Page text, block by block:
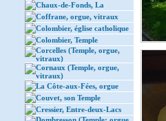
Chaux-de-Fonds, La
Coffrane, orgue, vitraux
Colombier, église catholique
Colombier, Temple
Corcelles (Temple, orgue,
vitraux)
Cornaux (Temple, orgue,
vitraux)
La Côte-aux-Fées, orgue
Couvet, son Temple
Cressier, Entre-deux-Lacs